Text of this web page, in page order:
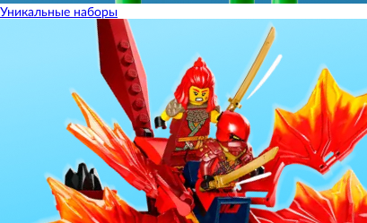
Уникальные наборы